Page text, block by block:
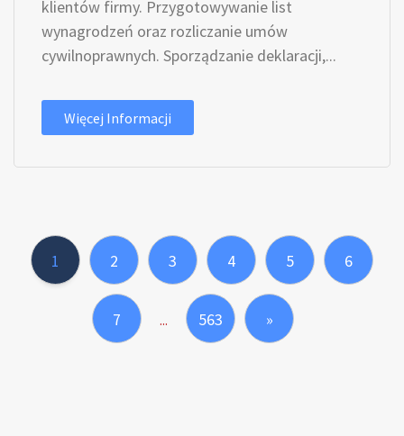
klientów firmy. Przygotowywanie list
wynagrodzeń oraz rozliczanie umów
cywilnoprawnych. Sporządzanie deklaracji,...
Więcej Informacji
1 2 3 4 5 6
7 ... 563 »